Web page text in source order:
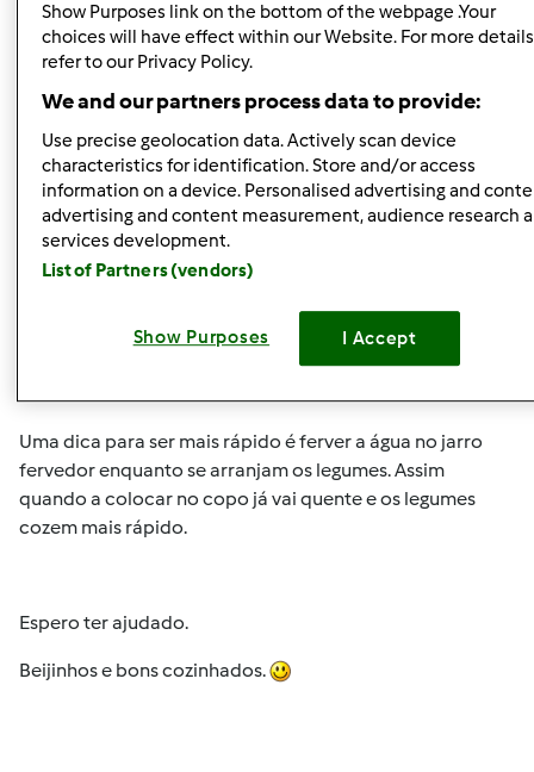
Deves cortar sempre cada uma das qualidades no
mesmo tamanho e num tamanho proporcional ao tempo
que demoram a cozer.
brócolos.
Como os brócolos demoram menos tempo a cozer, eu
separo sempre os floretes de forma a que fiquem
bastante grandes; as batatas como demoram muito
tabuleiro ficam os florestes de brócolos e assim coze
tudo por igual, ao mesmo tempo.
Uma dica para ser mais rápido é ferver a água no jarro
fervedor enquanto se arranjam os legumes. Assim
quando a colocar no copo já vai quente e os legumes
cozem mais rápido.
Espero ter ajudado.
Beijinhos e bons cozinhados.
Show Purposes link on the bottom of the webpage .Your
choices will have effect within our Website. For more
refer to our Privacy Policy.
We and our partners process data to provide:
Use precise geolocation data. Actively scan device
characteristics for identification. Store and/or access
information on a device. Personalised advertising and
advertising and content measurement, audience research
services development.
List of Partners (vendors)
Show Purposes I Accept